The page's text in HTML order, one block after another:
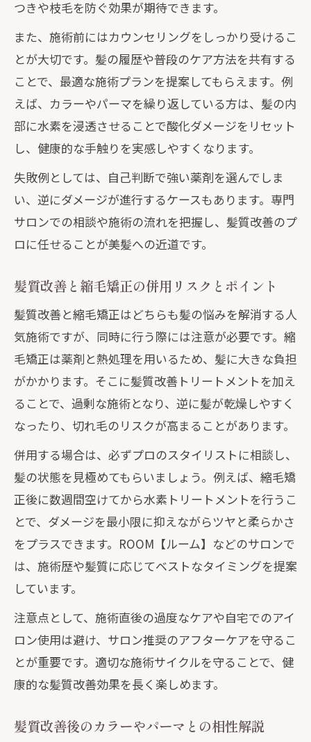
つきや枝毛を防ぐ効果が期待できます。
また、施術前にはカウンセリングをしっかり受けるこ
とが大切です。髪の履歴や普段のケア方法を共有する
ことで、最適な施術プランを提案してもらえます。例
えば、カラーやパーマを繰り返している方は、髪の内
部に水素を浸透させることで酸化ダメージをリセット
し、健康的な手触りを実感しやすくなります。
失敗例としては、自己判断で強い薬剤を選んでしま
い、逆にダメージが進行するケースもあります。専門
サロンでの相談や施術の流れを把握し、髪質改善のプ
ロに任せることが美髪への近道です。
髪質改善と縮毛矯正の併用リスクとポイント
髪質改善と縮毛矯正はどちらも髪の悩みを解消する人
気施術ですが、同時に行う際には注意が必要です。縮
毛矯正は薬剤と熱処理を用いるため、髪に大きな負担
がかかります。そこに髪質改善トリートメントを加え
ることで、過剰な施術となり、逆に髪が乾燥しやすく
なったり、切れ毛のリスクが高まることがあります。
併用する場合は、必ずプロのスタイリストに相談し、
髪の状態を見極めてもらいましょう。例えば、縮毛矯
正後に数週間空けてから水素トリートメントを行うこ
とで、ダメージを最小限に抑えながらツヤと柔らかさ
をプラスできます。ROOM【ルーム】などのサロンで
は、施術歴や髪質に応じてベストなタイミングを提案
しています。
注意点として、施術直後の過度なケアや自宅でのアイ
ロン使用は避け、サロン推奨のアフターケアを守るこ
とが重要です。適切な施術サイクルを守ることで、健
康的な髪質改善効果を長く楽しめます。
髪質改善後のカラーやパーマとの相性解説